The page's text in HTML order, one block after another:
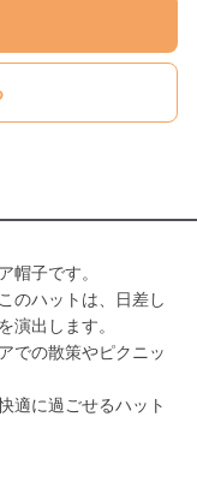
帽子です。
のハットは、日差し
演出します。
での散策やピクニッ
適に過ごせるハット